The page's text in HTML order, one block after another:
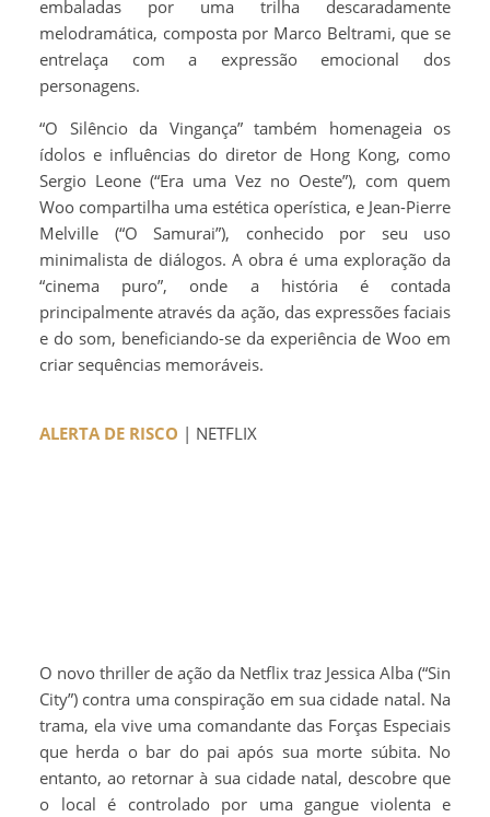
embaladas por uma trilha descaradamente
melodramática, composta por Marco Beltrami, que se
entrelaça com a expressão emocional dos
personagens.
“O Silêncio da Vingança” também homenageia os
ídolos e influências do diretor de Hong Kong, como
Sergio Leone (“Era uma Vez no Oeste”), com quem
Woo compartilha uma estética operística, e Jean-Pierre
Melville (“O Samurai”), conhecido por seu uso
minimalista de diálogos. A obra é uma exploração da
“cinema puro”, onde a história é contada
principalmente através da ação, das expressões faciais
e do som, beneficiando-se da experiência de Woo em
criar sequências memoráveis.
ALERTA DE RISCO | NETFLIX
O novo thriller de ação da Netflix traz Jessica Alba (“Sin
City”) contra uma conspiração em sua cidade natal. Na
trama, ela vive uma comandante das Forças Especiais
que herda o bar do pai após sua morte súbita. No
entanto, ao retornar à sua cidade natal, descobre que
o local é controlado por uma gangue violenta e